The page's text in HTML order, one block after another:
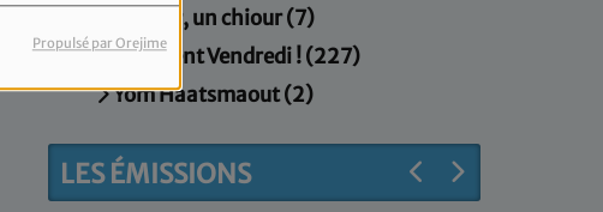
Propulsé par Orejime
Un jour, un chiour (7)
Vivement Vendredi ! (227)
Yom Haatsmaout (2)
LES ÉMISSIONS